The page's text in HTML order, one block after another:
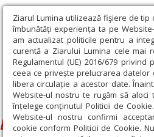
Ziarul Lumina utilizează fişiere de
îmbunătăți experiența ta pe
am actualizat politicile pentru a
curentă a Ziarului Lumina cele mai
Regulamentul (UE) 2016/679
ceea ce privește prelucrarea datelor
libera circulație a acestor date.
Website-ul nostru te rugăm să
înțelege conținutul Politicii de
Website-ul nostru confirmi
cookie conform Politicii de Cookie.
Ziarul Lumina › Biserica Sfantul
Biserica Sfantul